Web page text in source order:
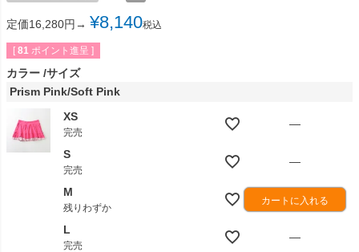
定価16,280円→ ¥8,140税込
[ 81 ポイント進呈 ]
カラー サイズ
Prism Pink/Soft Pink
XS
完売
—
S
完売
—
M
残りわずか
カートに入れる
L
完売
—